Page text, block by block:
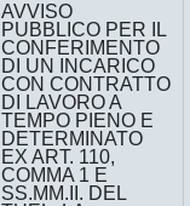
AVVISO
PUBBLICO PER IL
CONFERIMENTO
DI UN INCARICO
CON CONTRATTO
DI LAVORO A
TEMPO PIENO E
DETERMINATO
EX ART. 110,
COMMA 1 E
SS.MM.II. DEL